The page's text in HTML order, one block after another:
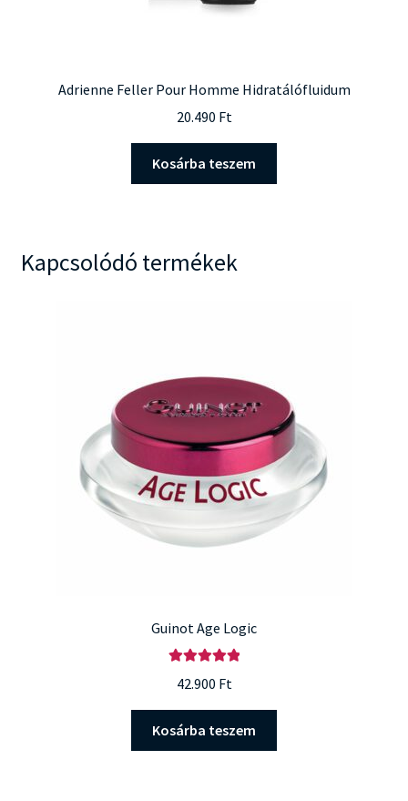
Adrienne Feller Pour Homme Hidratálófluidum
20.490 Ft
Kosárba teszem
Kapcsolódó termékek
Guinot Age Logic
42.900 Ft
Kosárba teszem